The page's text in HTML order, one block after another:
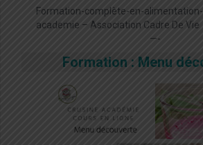
Formation-complète-en-
academie – Association Cadre De Vie
—-
Formation : Menu